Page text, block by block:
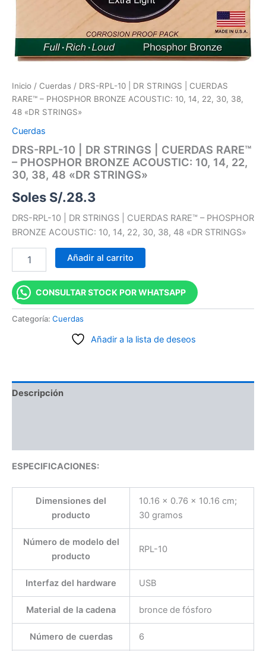
Inicio / Cuerdas / DRS-RPL-10 | DR STRINGS | CUERDAS
RARE™ – PHOSPHOR BRONZE ACOUSTIC: 10, 14, 22, 30, 38,
48 «DR STRINGS»
Cuerdas
DRS-RPL-10 | DR STRINGS | CUERDAS RARE™
– PHOSPHOR BRONZE ACOUSTIC: 10, 14, 22,
30, 38, 48 «DR STRINGS»
Soles S/.28.3
DRS-RPL-10 | DR STRINGS | CUERDAS RARE™ – PHOSPHOR
BRONZE ACOUSTIC: 10, 14, 22, 30, 38, 48 «DR STRINGS»
48
"DR
STRINGS"
Añadir al carrito
CONSULTAR STOCK POR WHATSAPP
Categoría: Cuerdas
Añadir a la lista de deseos
Descripción
ESPECIFICACIONES:
Dimensiones del
producto
‎10.16 x 0.76 x 10.16 cm;
30 gramos
Número de modelo del
producto
‎RPL-10
Interfaz del hardware ‎USB
Material de la cadena ‎bronce de fósforo
Número de cuerdas ‎6